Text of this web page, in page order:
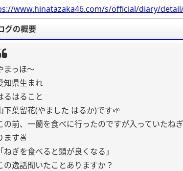
www.hinatazaka46.com/s/official/diary/
グの概要
まっほ〜
知県生まれ
るはること
下葉留花(やました はるか)です🌱
の前、一蘭を食べに行ったのですが入っていたね
ます🍜
「ねぎを食べると頭が良くなる」
の逸話聞いたことありますか？